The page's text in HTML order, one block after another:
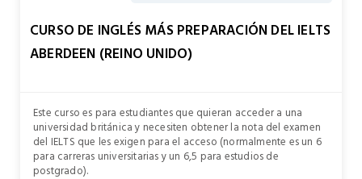
CURSO DE INGLÉS MÁS PREPARACIÓN DEL IELTS
ABERDEEN (REINO UNIDO)
Este curso es para estudiantes que quieran acceder a una
universidad británica y necesiten obtener la nota del examen
del IELTS que les exigen para el acceso (normalmente es un 6
para carreras universitarias y un 6,5 para estudios de
postgrado).